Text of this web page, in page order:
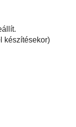
készítésekor)